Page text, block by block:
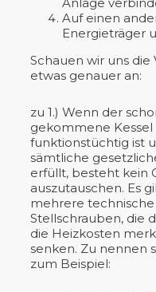
Auf einen
Energieträger
Schauen wir uns die
etwas genauer an:
zu 1.) Wenn der
gekommene Kessel
funktionstüchtig ist
sämtliche
erfüllt, besteht kein
auszutauschen. Es
mehrere technische
Stellschrauben, die
die Heizkosten
senken. Zu nennen
zum Beispiel: